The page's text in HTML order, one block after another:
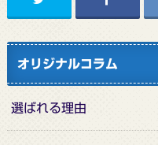
オリジナルコラム
選ばれる理由